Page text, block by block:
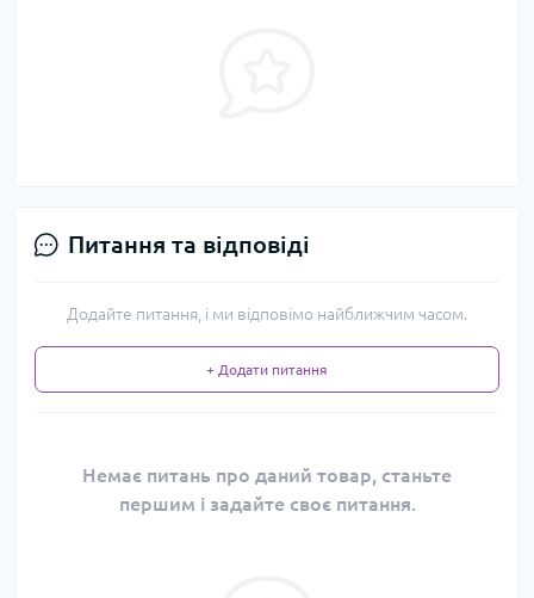
Питання та відповіді
Додайте питання, і ми відповімо найближчим часом.
+ Додати питання
Немає питань про даний товар, станьте
першим і задайте своє питання.